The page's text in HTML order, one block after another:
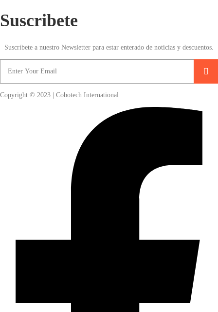
Suscribete
Suscríbete a nuestro Newsletter para estar enterado de noticias y descuentos.
Copyright © 2023 | Cobotech International